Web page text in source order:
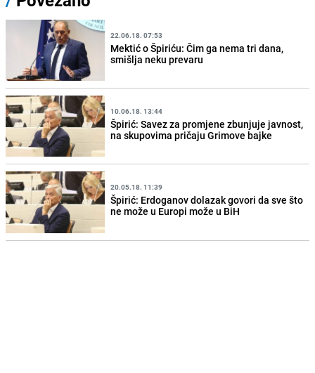
22.06.18. 07:53
Mektić o Špiriću: Čim ga nema tri dana,
smišlja neku prevaru
10.06.18. 13:44
Špirić: Savez za promjene zbunjuje javnost,
na skupovima pričaju Grimove bajke
20.05.18. 11:39
Špirić: Erdoganov dolazak govori da sve što
ne može u Europi može u BiH